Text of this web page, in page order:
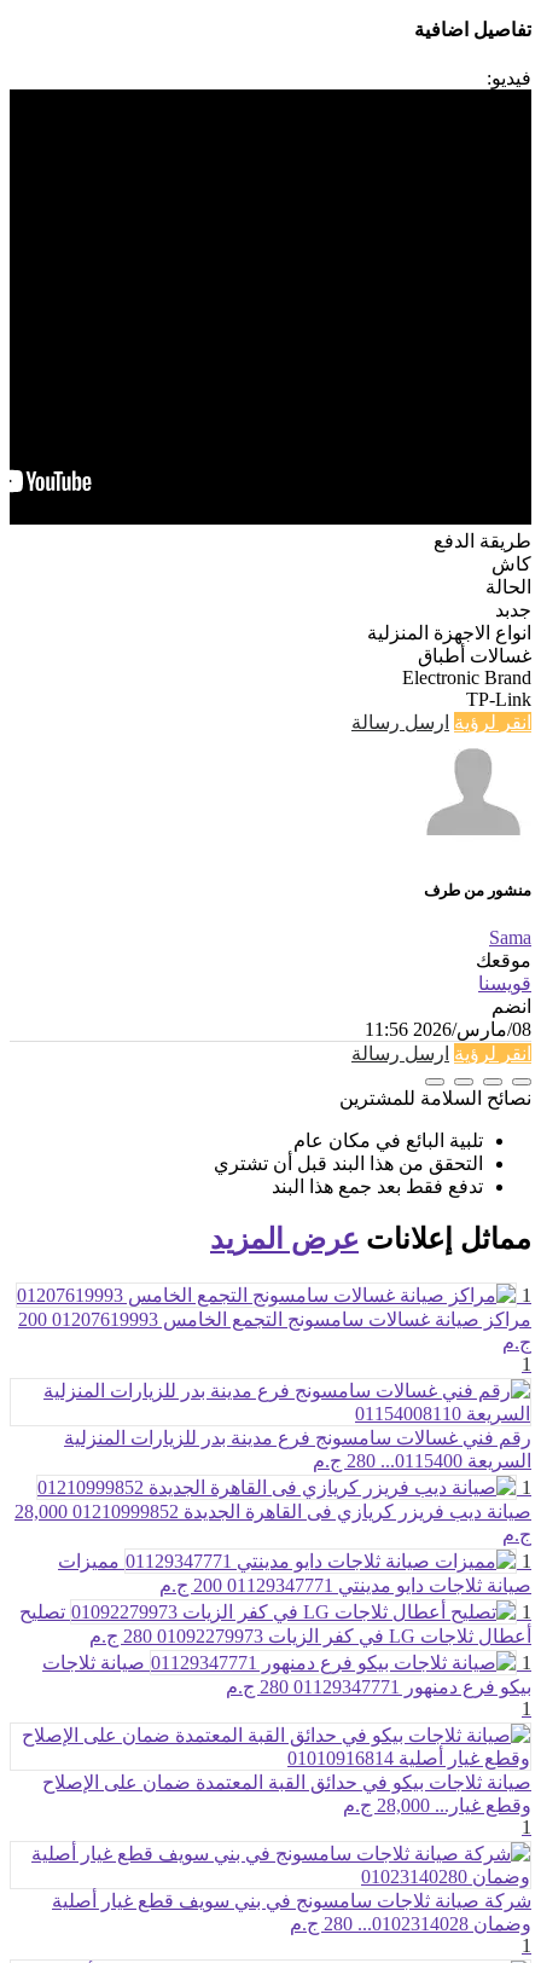
تفاصيل اضافية
فيديو:
طريقة الدفع
كاش
الحالة
جدبد
انواع الاجهزة المنزلية
غسالات أطباق
Electronic Brand
TP-Link
انقر لرؤية ارسل رسالة
منشور من طرف
Sama
موقعك
قويسنا
انضم
08/مارس/2026 11:56
انقر لرؤية ارسل رسالة
نصائح السلامة للمشترين
تلبية البائع في مكان عام
التحقق من هذا البند قبل أن تشتري
تدفع فقط بعد جمع هذا البند
مماثل إعلانات عرض المزيد
1
مراكز صيانة غسالات سامسونج التجمع الخامس 01207619993
200
ج.م
1
رقم فني غسالات سامسونج فرع مدينة بدر للزيارات المنزلية
السريعة 0115400...
280 ج.م
1
صيانة ديب فريزر كريازي فى القاهرة الجديدة 01210999852
28,000
ج.م
1
مميزات
صيانة ثلاجات دايو مدينتي 01129347771
200 ج.م
1
تصليح
أعطال ثلاجات LG في كفر الزيات 01092279973
280 ج.م
1
صيانة ثلاجات
بيكو فرع دمنهور 01129347771
280 ج.م
1
صيانة ثلاجات بيكو في حدائق القبة المعتمدة ضمان على الإصلاح
وقطع غيار... 28,000 ج.م
1
شركة صيانة ثلاجات سامسونج في بني سويف قطع غيار أصلية
وضمان 0102314028...
280 ج.م
1